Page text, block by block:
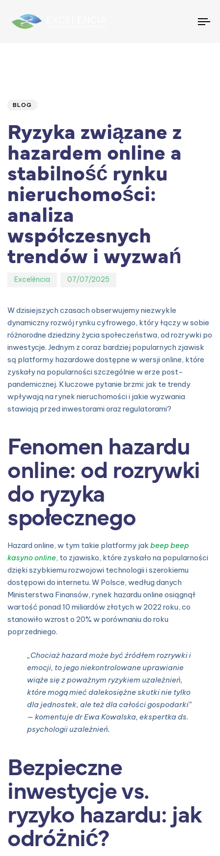
BLOG
Ryzyka związane z
hazardem online a
stabilność rynku
nieruchomości:
analiza
współczesnych
trendów i wyzwań
Excelência 07/07/2025
W dzisiejszych czasach obserwujemy niezwykle
dynamiczny rozwój rynku cyfrowego, który łączy w sobie
różnorodne dziedziny życia społeczeństwa, od rozrywki po
inwestycje. Jednym z coraz bardziej popularnych zjawisk
są platformy hazardowe dostępne w wersji online, które
zyskały na popularności szczególnie w erze post-
pandemicznej. Kluczowe pytanie brzmi: jak te trendy
wpływają na rynek nieruchomości i jakie wyzwania
stawiają przed inwestorami oraz regulatorami?
Fenomen hazardu
online: od rozrywki
do ryzyka
społecznego
Hazard online, w tym takie platformy jak beep beep
kasyno online, to zjawisko, które zyskało na popularności
dzięki szybkiemu rozwojowi technologii i szerokiemu
dostępowi do internetu. W Polsce, według danych
Ministerstwa Finansów, rynek hazardu online osiągnął
wartość ponad 10 miliardów złotych w 2022 roku, co
stanowiło wzrost o 20% w porównaniu do roku
poprzedniego.
„Chociaż hazard może być źródłem rozrywki i
emocji, to jego niekontrolowane uprawianie
wiąże się z poważnym ryzykiem uzależnień,
które mogą mieć dalekosiężne skutki nie tylko
dla jednostek, ale też dla całości gospodarki”
— komentuje dr Ewa Kowalska, ekspertka ds.
psychologii uzależnień.
Bezpieczne
inwestycje vs.
ryzyko hazardu: jak
odróżnić?